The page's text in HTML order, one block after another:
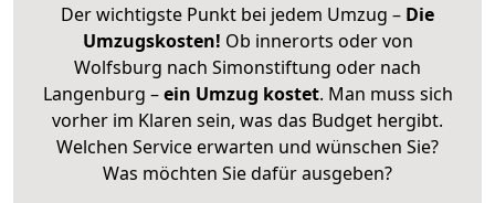
Der wichtigste Punkt bei jedem Umzug – Die
Umzugskosten! Ob innerorts oder von
Wolfsburg nach Simonstiftung oder nach
Langenburg –ein Umzug kostet. Man muss sich
vorher im Klaren sein, was das Budget hergibt.
Welchen Service erwarten und wünschen Sie?
Was möchten Sie dafür ausgeben?